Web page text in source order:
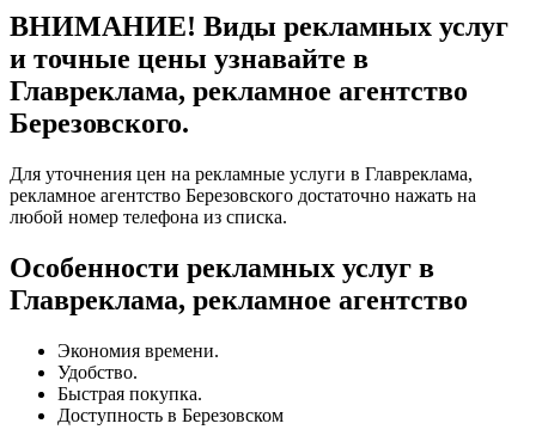
ВНИМАНИЕ! Виды рекламных услуг
и точные цены узнавайте в
Главреклама, рекламное агентство
Березовского.
Для уточнения цен на рекламные услуги в Главреклама,
рекламное агентство Березовского достаточно нажать на
любой номер телефона из списка.
Особенности рекламных услуг в
Главреклама, рекламное агентство
Экономия времени.
Удобство.
Быстрая покупка.
Доступность в Березовском